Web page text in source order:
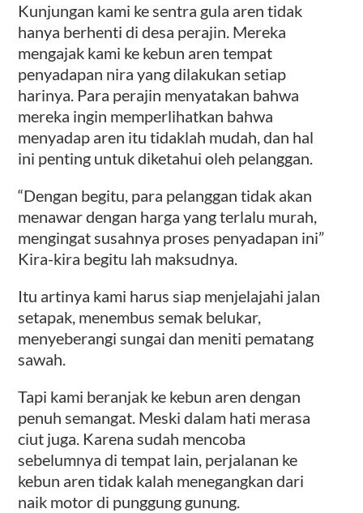
Kunjungan kami ke sentra gula aren tidak
hanya berhenti di desa perajin. Mereka
mengajak kami ke kebun aren tempat
penyadapan nira yang dilakukan setiap
harinya. Para perajin menyatakan bahwa
mereka ingin memperlihatkan bahwa
menyadap aren itu tidaklah mudah, dan hal
ini penting untuk diketahui oleh pelanggan.
“Dengan begitu, para pelanggan tidak akan
menawar dengan harga yang terlalu murah,
mengingat susahnya proses penyadapan ini”
Kira-kira begitu lah maksudnya.
Itu artinya kami harus siap menjelajahi jalan
setapak, menembus semak belukar,
menyeberangi sungai dan meniti pematang
sawah.
Tapi kami beranjak ke kebun aren dengan
penuh semangat. Meski dalam hati merasa
ciut juga. Karena sudah mencoba
sebelumnya di tempat lain, perjalanan ke
kebun aren tidak kalah menegangkan dari
naik motor di punggung gunung.